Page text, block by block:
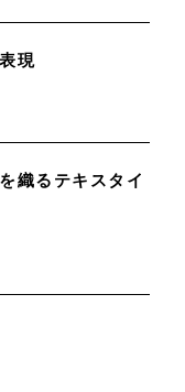
現
織るテキスタイ